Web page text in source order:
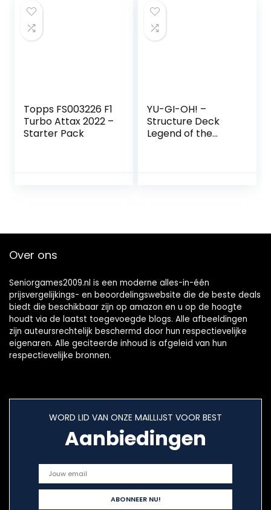
wiskundeonderwijs
(paars)
Topps FS003226 F1
Turbo Attax 2022 –
Starter Pack
YU-GI-OH! –
Structure Deck
Legend of the
Over ons
Seniorgames2009.nl is een moderne alles-in-één
prijsvergelijkings- en beoordelingswebsite die de beste deals
biedt die beschikbaar zijn op amazon en u op de hoogte
houdt via de laatst toegevoegde blogs. Alle afbeeldingen
zijn auteursrechtelijk beschermd door hun respectievelijke
eigenaren. Alle geciteerde inhoud is afgeleid van hun
respectievelijke bronnen.
WORD LID VAN ONZE MAILLIJST VOOR BEST
Aanbiedingen